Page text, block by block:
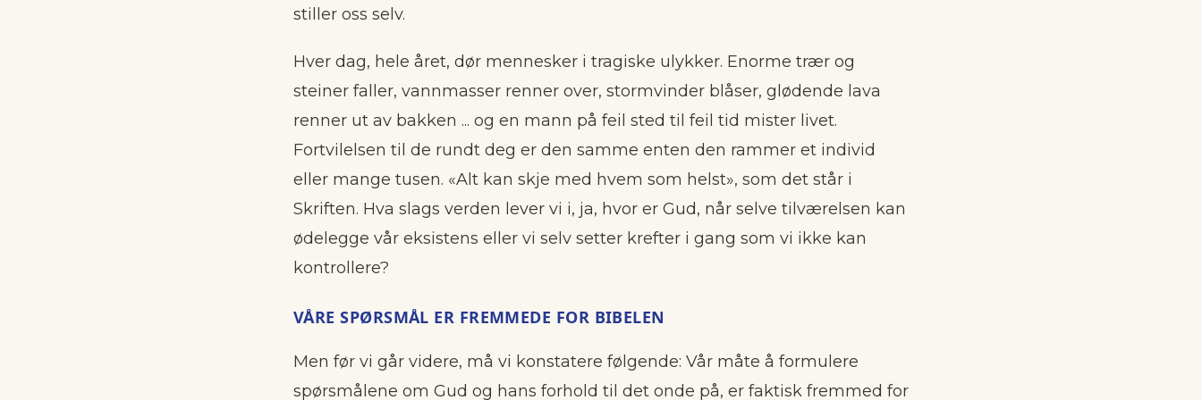
stiller oss selv.
Hver dag, hele året, dør mennesker i tragiske ulykker. Enorme trær og
steiner faller, vannmasser renner over, stormvinder blåser, glødende lava
renner ut av bakken ... og en mann på feil sted til feil tid mister livet.
Fortvilelsen til de rundt deg er den samme enten den rammer et individ
eller mange tusen. «Alt kan skje med hvem som helst», som det står i
Skriften. Hva slags verden lever vi i, ja, hvor er Gud, når selve tilværelsen kan
ødelegge vår eksistens eller vi selv setter krefter i gang som vi ikke kan
kontrollere?
VÅRE SPØRSMÅL ER FREMMEDE FOR BIBELEN
Men før vi går videre, må vi konstatere følgende: Vår måte å formulere
spørsmålene om Gud og hans forhold til det onde på, er faktisk fremmed for